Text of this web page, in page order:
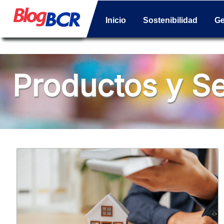
Inicio Sostenibilidad
Productos y